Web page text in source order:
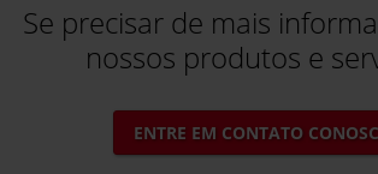
Se precisar de mais
nossos produtos e
ENTRE EM CONTATO